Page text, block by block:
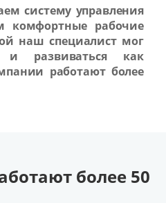
систему управления
комфортные рабочие
наш специалист мог
и развиваться как
работают более
более 50